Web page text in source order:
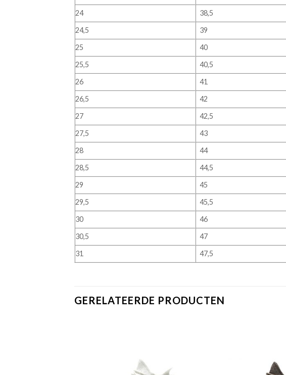
24
38,5
24,5
39
25
40
25,5
40,5
26
41
26,5
42
27
42,5
27,5
43
28
44
28,5
44,5
29
45
29,5
45,5
30
46
30,5
47
31
47,5
GERELATEERDE PRODUCTEN